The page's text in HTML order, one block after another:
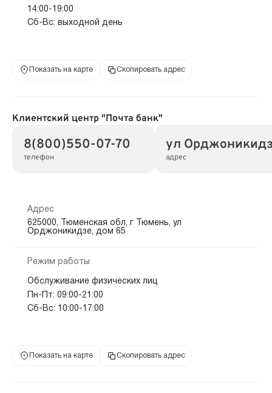
14:00-19:00
Сб-Вс: выходной день
Показать на карте Скопировать адрес
Клиентский центр "Почта банк"
8(800)550-07-70
телефон
ул
адрес
Адрес
625000, Тюменская обл, г Тюмень, ул
Орджоникидзе, дом 65
Режим работы
Обслуживание физических лиц
Пн-Пт: 09:00-21:00
Сб-Вс: 10:00-17:00
Показать на карте Скопировать адрес